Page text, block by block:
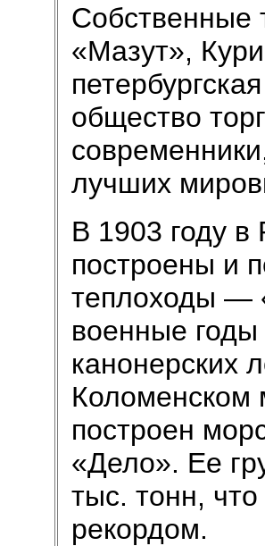
Собственные
«Мазут»,
общество
лучших
В 1903 году
построены и
теплоходы —
военные годы
канонерских
Коломенском
построен
«Дело». Ее
тыс. тонн,
рекордом.